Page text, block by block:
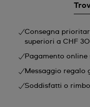
Consegna
superiori a CHF
Pagamento online
Messaggio regalo
Soddisfatti o